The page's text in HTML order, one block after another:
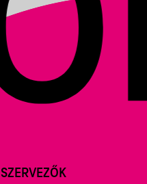
SZERVEZŐK